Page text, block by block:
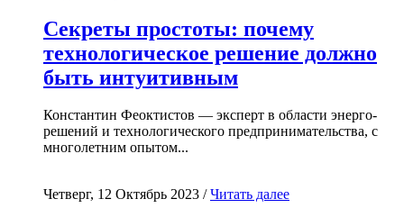
Секреты простоты: почему
технологическое решение должно
быть интуитивным
Константин Феоктистов — эксперт в области энерго-
решений и технологического предпринимательства, с
многолетним опытом...
Четверг, 12 Октябрь 2023 /Читать далее